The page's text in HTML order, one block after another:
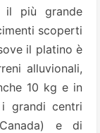
più grande
scoperti
il platino è
alluvionali,
10 kg e in
grandi centri
e di